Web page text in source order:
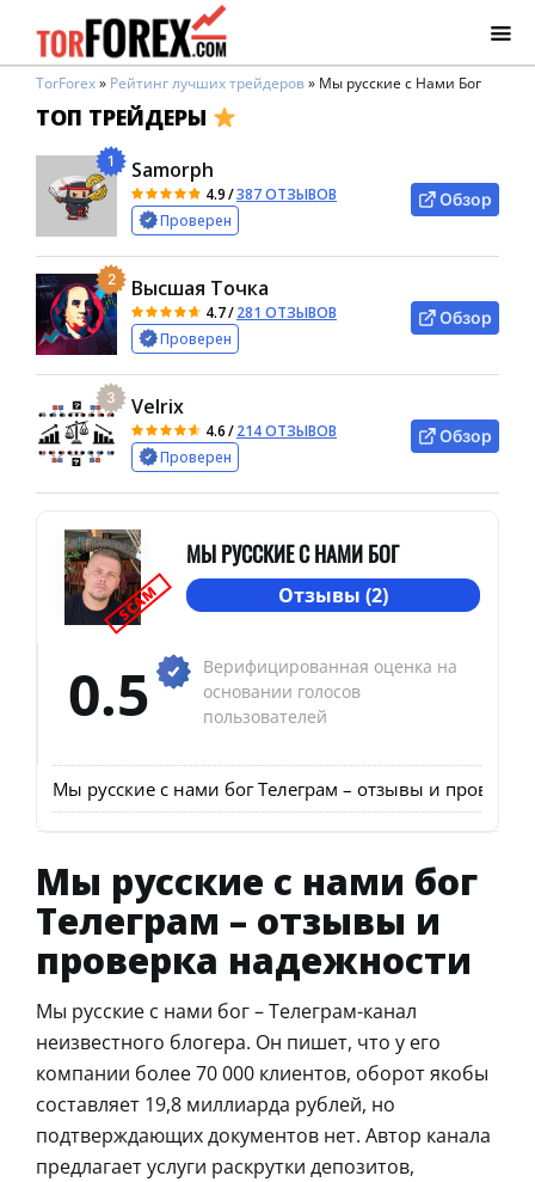
TorForex» Рейтинг лучших трейдеров» Мы русские с Нами Бог
ТОП ТРЕЙДЕРЫ
1 Samorph
4.9/387 ОТЗЫВОВ
Проверен
Обзор
2 Высшая Точка
4.7/281 ОТЗЫВОВ
Проверен
Обзор
3 Velrix
4.6/214 ОТЗЫВОВ
Проверен
Обзор
SCAM
МЫ РУССКИЕ С НАМИ БОГ
Отзывы (2)
0.5
Верифицированная оценка на
основании голосов
пользователей
Мы русские с нами бог Телеграм – отзывы и
Мы русские с нами бог
Телеграм – отзывы и
проверка надежности
Мы русские с нами бог – Телеграм-канал
неизвестного блогера. Он пишет, что у его
компании более 70 000 клиентов, оборот якобы
составляет 19,8 миллиарда рублей, но
подтверждающих документов нет. Автор канала
предлагает услуги раскрутки депозитов,